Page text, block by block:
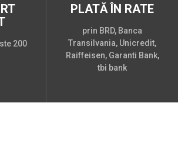
200
PLATĂ ÎN RATE
prin BRD, Banca
Transilvania, Unicredit,
Raiffeisen, Garanti Bank,
tbi bank